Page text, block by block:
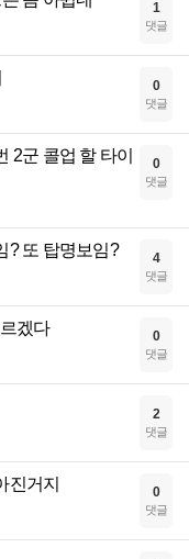
1
댓글
0
댓글
2군 콜업 할 타이
0
댓글
? 또 탑명보임? 4
댓글
겠다 0
댓글
2
댓글
진거지 0
댓글